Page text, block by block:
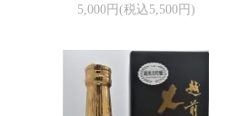
5,000円(税込5,500円)